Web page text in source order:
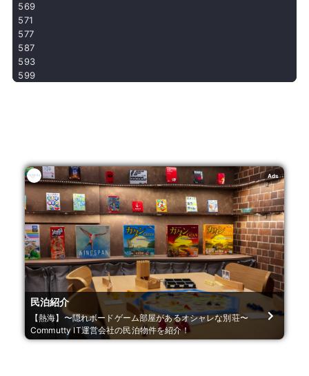
569
577
587
593
599
Ads
民泊紹介
【熱海】〜隠れボードゲーム部屋があるオシャレな別荘〜
Commutty IT運営会社の民泊物件を紹介！